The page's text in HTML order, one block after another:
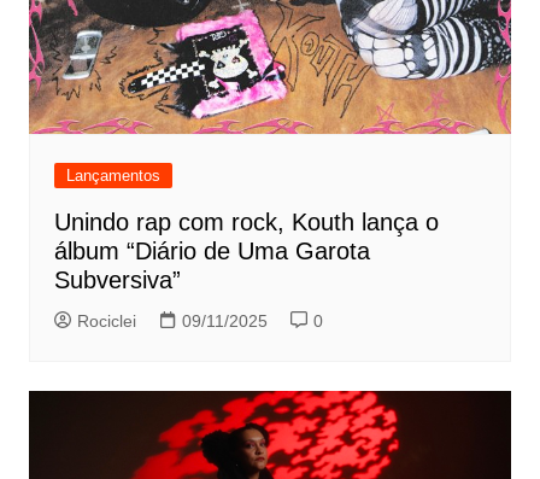
Lançamentos
Unindo rap com rock, Kouth lança o
álbum “Diário de Uma Garota
Subversiva”
Rociclei 09/11/2025 0